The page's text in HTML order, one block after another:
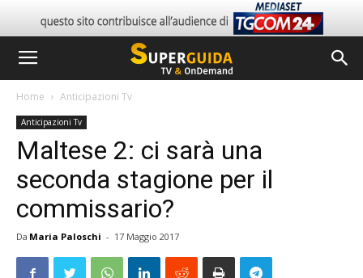
Home Anticipazioni Tv
Anticipazioni Tv
Maltese 2: ci sarà una
seconda stagione per il
commissario?
Da Maria Paloschi - 17 Maggio 2017